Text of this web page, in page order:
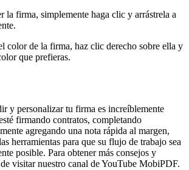
la firma, simplemente haga clic y arrástrela a
color de la firma, haz clic derecho sobre ella y
que prefieras.
y personalizar tu firma es increíblemente
firmando contratos, completando
agregando una nota rápida al margen,
herramientas para que su flujo de trabajo sea
posible. Para obtener más consejos y
visitar nuestro canal de YouTube MobiPDF.